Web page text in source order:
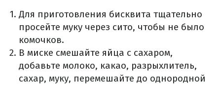
Для приготовления бисквита тщательно
просейте муку через сито, чтобы не было
комочков.
В миске смешайте яйца с сахаром,
добавьте молоко, какао, разрыхлитель,
сахар, муку, перемешайте до однородной